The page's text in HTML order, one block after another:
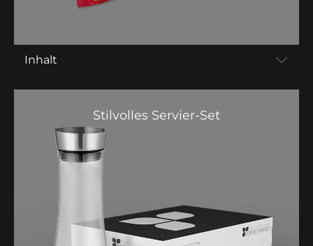
Inhalt
Stilvolles Servier-Set